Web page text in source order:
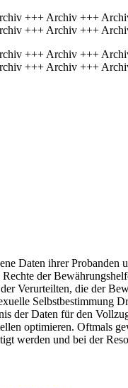
+++ Archiv +++
+++ Archiv +++
+++ Archiv +++
+++ Archiv +++
Daten ihrer
Rechte der
Verurteilten, die der
Selbstbestimmung
der Daten für den
optimieren. Oftmals
werden und bei der